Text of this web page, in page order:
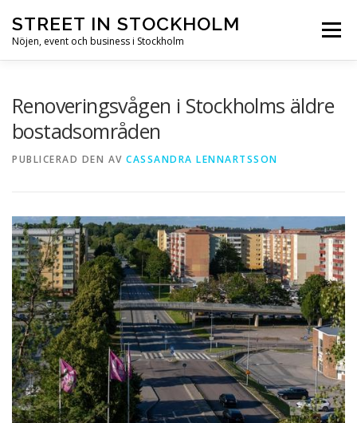
STREET IN STOCKHOLM
Nöjen, event och business i Stockholm
Meny
Renoveringsvågen i Stockholms äldre
bostadsområden
PUBLICERAD DEN AV CASSANDRA LENNARTSSON